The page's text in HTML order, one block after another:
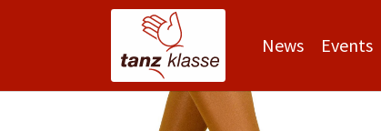
Zum Hauptinhalt springen
News Events